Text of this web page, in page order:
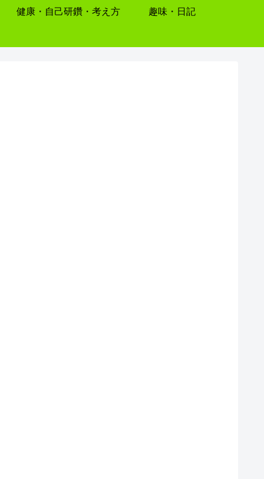
健康・自己研鑽・考え方 趣味・日記